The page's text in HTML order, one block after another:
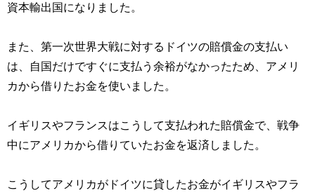
資本輸出国になりました。
また、第一次世界大戦に対するドイツの賠償金の支払い
は、自国だけですぐに支払う余裕がなかったため、アメリ
カから借りたお金を使いました。
イギリスやフランスはこうして支払われた賠償金で、戦争
中にアメリカから借りていたお金を返済しました。
こうしてアメリカがドイツに貸したお金がイギリスやフラ